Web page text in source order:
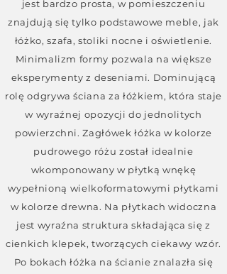
jest bardzo prosta, w pomieszczeniu
znajdują się tylko podstawowe meble, jak
łóżko, szafa, stoliki nocne i oświetlenie.
Minimalizm formy pozwala na większe
eksperymenty z deseniami. Dominującą
rolę odgrywa ściana za łóżkiem, która staje
w wyraźnej opozycji do jednolitych
powierzchni. Zagłówek łóżka w kolorze
pudrowego różu został idealnie
wkomponowany w płytką wnękę
wypełnioną wielkoformatowymi płytkami
w kolorze drewna. Na płytkach widoczna
jest wyraźna struktura składająca się z
cienkich klepek, tworzących ciekawy wzór.
Po bokach łóżka na ścianie znalazła się